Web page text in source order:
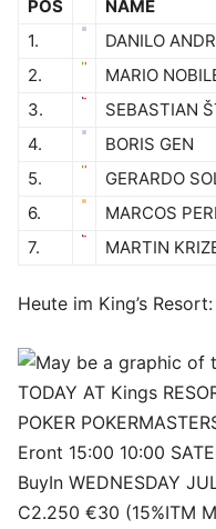
POS NAME
1.
DANILO
2.
MARIO
3.
SEBASTIAN
4.
BORIS GEN
5.
GERARDO
6.
MARCOS
7.
MARTIN
Heute im King’s Resort: